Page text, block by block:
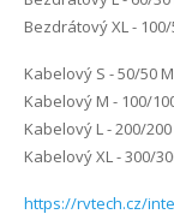
Internet Šlovice
Internet
Internet
Internet
Bezdrátový XL -
Kabelový S - 50/50
Kabelový M - 100/
Kabelový L - 200/
Kabelový XL - 300/
https://rvtech.cz/